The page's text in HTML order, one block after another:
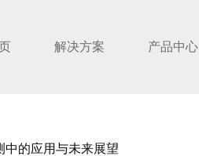
解决方案 产品中心
中的应用与未来展望